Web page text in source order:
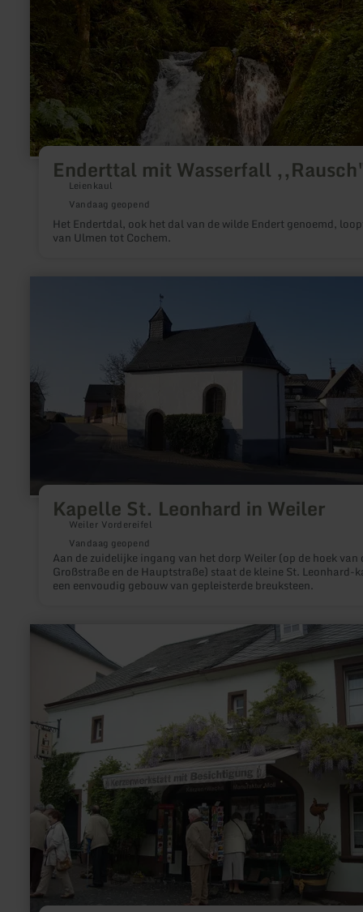
Enderttal mit Wasserfall
Leienkaul
Vandaag geopend
Het Endertdal, ook het dal van de wilde Endert genoemd,
van Ulmen tot Cochem.
Kapelle St. Leonhard in Weiler
Weiler Vordereifel
Vandaag geopend
Aan de zuidelijke ingang van het dorp Weiler (op de hoek van
Großstraße en de Hauptstraße) staat de kleine St. Leonhard-
een eenvoudig gebouw van gepleisterde breuksteen.
Weiler
meer
informatie
Kerzenmanufaktur